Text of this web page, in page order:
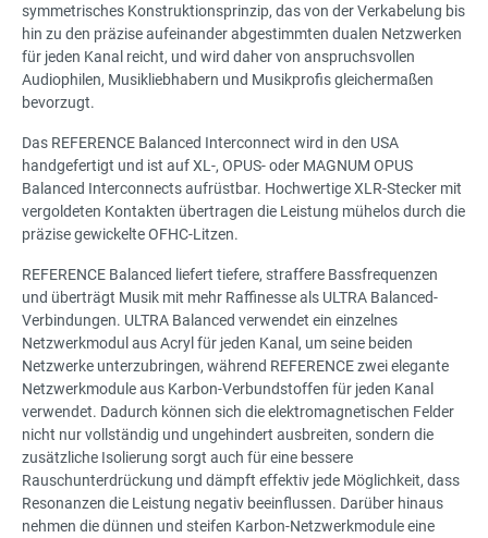
symmetrisches Konstruktionsprinzip, das von der Verkabelung bis
hin zu den präzise aufeinander abgestimmten dualen Netzwerken
für jeden Kanal reicht, und wird daher von anspruchsvollen
Audiophilen, Musikliebhabern und Musikprofis gleichermaßen
bevorzugt.
Das REFERENCE Balanced Interconnect wird in den USA
handgefertigt und ist auf XL-, OPUS- oder MAGNUM OPUS
Balanced Interconnects aufrüstbar. Hochwertige XLR-Stecker mit
vergoldeten Kontakten übertragen die Leistung mühelos durch die
präzise gewickelte OFHC-Litzen.
REFERENCE Balanced liefert tiefere, straffere Bassfrequenzen
und überträgt Musik mit mehr Raffinesse als ULTRA Balanced-
Verbindungen. ULTRA Balanced verwendet ein einzelnes
Netzwerkmodul aus Acryl für jeden Kanal, um seine beiden
Netzwerke unterzubringen, während REFERENCE zwei elegante
Netzwerkmodule aus Karbon-Verbundstoffen für jeden Kanal
verwendet. Dadurch können sich die elektromagnetischen Felder
nicht nur vollständig und ungehindert ausbreiten, sondern die
zusätzliche Isolierung sorgt auch für eine bessere
Rauschunterdrückung und dämpft effektiv jede Möglichkeit, dass
Resonanzen die Leistung negativ beeinflussen. Darüber hinaus
nehmen die dünnen und steifen Karbon-Netzwerkmodule eine